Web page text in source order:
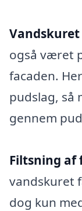
også været
facaden.
pudslag, så
gennem
Filtsning af
vandskuret
dog kun